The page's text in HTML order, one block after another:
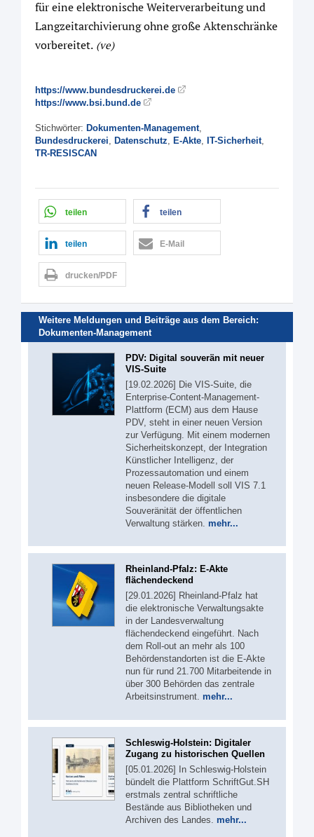
für eine elektronische Weiterverarbeitung und
Langzeitarchivierung ohne große Aktenschränke
vorbereitet. (ve)
https://www.bundesdruckerei.de
https://www.bsi.bund.de
Stichwörter: Dokumenten-Management,
Bundesdruckerei, Datenschutz, E-Akte, IT-Sicherheit,
TR-RESISCAN
teilen teilen
teilen E-Mail
drucken/PDF
Weitere Meldungen und Beiträge aus dem Bereich:
Dokumenten-Management
PDV: Digital souverän mit neuer
VIS-Suite
[19.02.2026] Die VIS-Suite, die
Enterprise-Content-Management-
Plattform (ECM) aus dem Hause
PDV, steht in einer neuen Version
zur Verfügung. Mit einem modernen
Sicherheitskonzept, der Integration
Künstlicher Intelligenz, der
Prozessautomation und einem
neuen Release-Modell soll VIS 7.1
insbesondere die digitale
Souveränität der öffentlichen
Verwaltung stärken. mehr...
Rheinland-Pfalz: E-Akte
flächendeckend
[29.01.2026] Rheinland-Pfalz hat
die elektronische Verwaltungsakte
in der Landesverwaltung
flächendeckend eingeführt. Nach
dem Roll-out an mehr als 100
Behördenstandorten ist die E-Akte
nun für rund 21.700 Mitarbeitende in
über 300 Behörden das zentrale
Arbeitsinstrument. mehr...
Schleswig-Holstein: Digitaler
Zugang zu historischen Quellen
[05.01.2026] In Schleswig-Holstein
bündelt die Plattform SchriftGut.SH
erstmals zentral schriftliche
Bestände aus Bibliotheken und
Archiven des Landes. mehr...